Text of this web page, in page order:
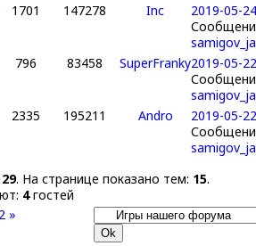
1701 147278 Inc
2019-05-
796 83458 SuperFranky2019-05-
2335 195211 Andro
2019-05-
29. На странице показано тем: 15.
4гостей
2 »